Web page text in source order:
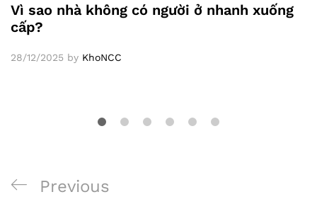
Vì sao nhà không có người ở nhanh xuống
cấp?
28/12/2025 by KhoNCC
Previous
Previous